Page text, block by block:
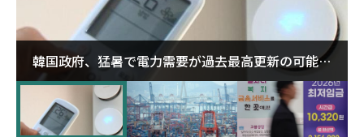
韓国政府、猛暑で電力需要が過去最高更新の可能性
に需給対応体制を点検